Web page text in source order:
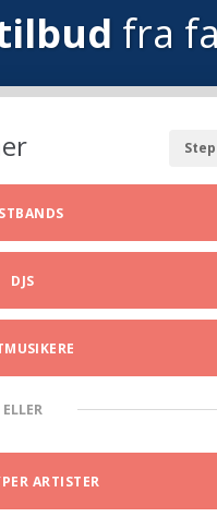
fra
Step
DJS
ELLER
ARTISTER